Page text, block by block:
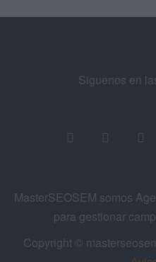
Siguenos en
MasterSEOSEM somos
para gestionar
Copyright ©